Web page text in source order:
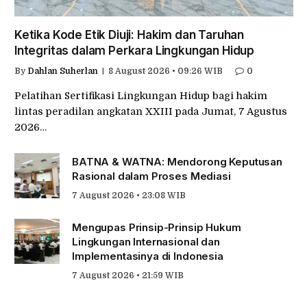
Ketika Kode Etik Diuji: Hakim dan Taruhan
Integritas dalam Perkara Lingkungan Hidup
By Dahlan Suherlan 8 August 2026 • 09:26 WIB 0
Pelatihan Sertifikasi Lingkungan Hidup bagi hakim
lintas peradilan angkatan XXIII pada Jumat, 7 Agustus
2026…
BATNA & WATNA: Mendorong Keputusan
Rasional dalam Proses Mediasi
7 August 2026 • 23:08 WIB
Mengupas Prinsip-Prinsip Hukum
Lingkungan Internasional dan
Implementasinya di Indonesia
7 August 2026 • 21:59 WIB